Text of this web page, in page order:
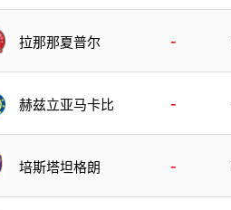
拉那那夏普尔 -
赫兹立亚马卡比 -
培斯塔坦格朗 -